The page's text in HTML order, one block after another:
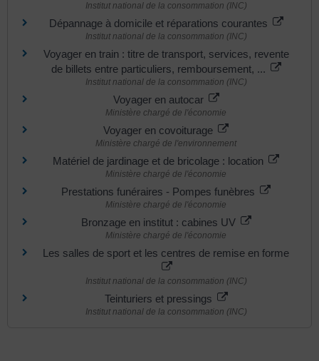
Institut national de la consommation (INC)
Dépannage à domicile et réparations courantes
Institut national de la consommation (INC)
Voyager en train : titre de transport, services, revente
de billets entre particuliers, remboursement, ...
Institut national de la consommation (INC)
Voyager en autocar
Ministère chargé de l'économie
Voyager en covoiturage
Ministère chargé de l'environnement
Matériel de jardinage et de bricolage : location
Ministère chargé de l'économie
Prestations funéraires - Pompes funèbres
Ministère chargé de l'économie
Bronzage en institut : cabines UV
Ministère chargé de l'économie
Les salles de sport et les centres de remise en forme
Institut national de la consommation (INC)
Teinturiers et pressings
Institut national de la consommation (INC)